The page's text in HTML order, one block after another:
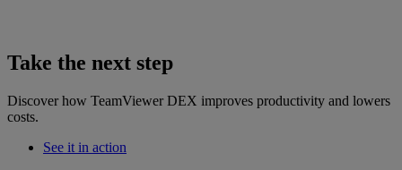
Take the next step
Discover how TeamViewer DEX improves productivity and lowers
costs.
See it in action